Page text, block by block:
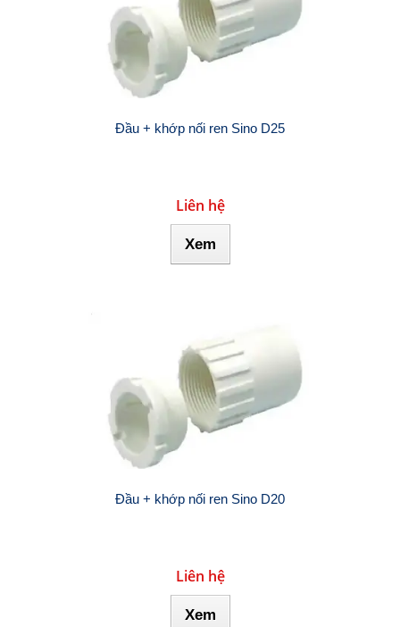
Đầu + khớp nối ren Sino D25
Liên hệ
Xem
Đầu + khớp nối ren Sino D20
Liên hệ
Xem